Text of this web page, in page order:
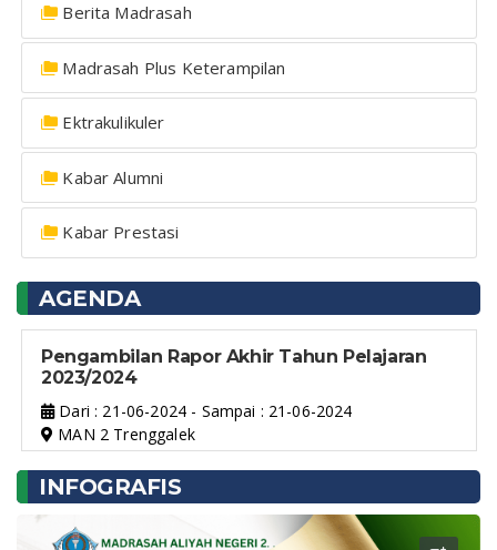
Berita Madrasah
Madrasah Plus Keterampilan
Ektrakulikuler
Kabar Alumni
Kabar Prestasi
AGENDA
Pengambilan Rapor Akhir Tahun Pelajaran
2023/2024
Dari : 21-06-2024 - Sampai : 21-06-2024
MAN 2 Trenggalek
INFOGRAFIS